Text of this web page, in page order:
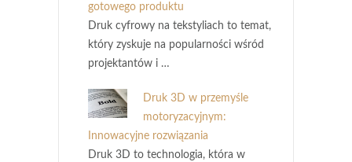
gotowego produktu
Druk cyfrowy na tekstyliach to temat,
który zyskuje na popularności wśród
projektantów i …
Druk 3D w przemyśle
motoryzacyjnym:
Innowacyjne rozwiązania
Druk 3D to technologia, która w